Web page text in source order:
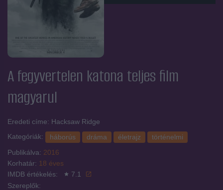
A fegyvertelen katona teljes film
magyarul
Eredeti címe: Hacksaw Ridge
Kategóriák:
háborús dráma életrajz
történelmi
Publikálva: 2016
Korhatár: 18 éves
IMDB értékelés:
7.1
Szereplők: